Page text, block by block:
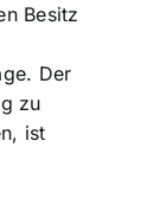
Besitz
Der
zu
ist